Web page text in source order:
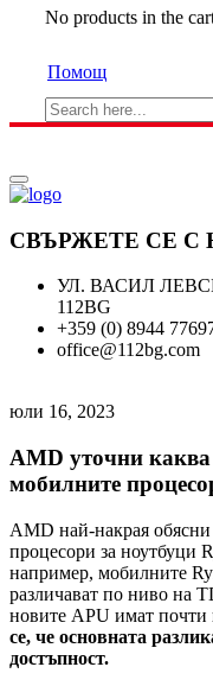
No products in the
Помощ
СВЪРЖЕТЕ СЕ С
УЛ. ВАСИЛ
112BG
+359 (0) 8944
office@112bg.com
юли 16, 2023
AMD уточни
мобилните
AMD най-накрая
процесори за ноутбуци
например, мобилните
различават по ниво на
новите APU имат почти
се, че основната
достъпност.